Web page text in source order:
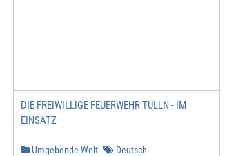
DIE FREIWILLIGE FEUERWEHR TULLN - IM
EINSATZ
Umgebende Welt Deutsch